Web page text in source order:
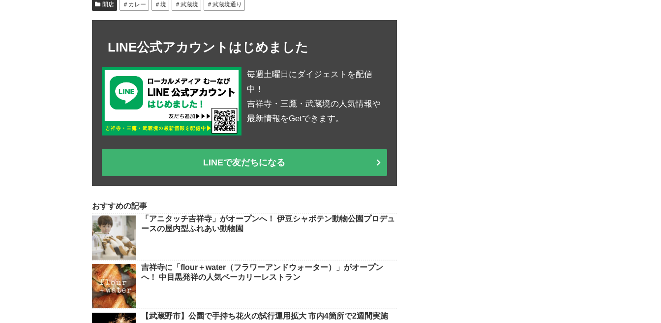
開店 ＃カレー ＃境 ＃武蔵境 ＃武蔵境通り
LINE公式アカウントはじめました
毎週土曜日にダイジェストを配信
中！
吉祥寺・三鷹・武蔵境の人気情報や
最新情報をGetできます。
LINEで友だちになる
おすすめの記事
「アニタッチ吉祥寺」がオープンへ！ 伊豆シャボテン動物公園プロデュ
ースの屋内型ふれあい動物園
吉祥寺に「flour＋water（フラワーアンドウォーター）」がオープン
へ！ 中目黒発祥の人気ベーカリーレストラン
【武蔵野市】公園で手持ち花火の試行運用拡大 市内4箇所で2週間実施